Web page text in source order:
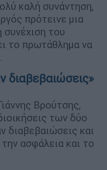
καλή συνάντηση,
πρότεινε μια
συνέχιση του
το πρωτάθλημα να
διαβεβαιώσεις»
Βρούτσης,
των δύο
διαβεβαιώσεις και
ασφάλεια και το